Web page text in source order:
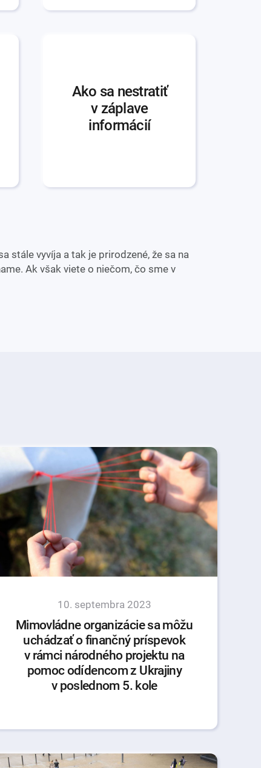
Ako sa nestratiť
v záplave
informácií
stále vyvíja a tak je prirodzené, že sa na
Ak však viete o niečom, čo sme v
10. septembra 2023
Mimovládne organizácie sa môžu
uchádzať o finančný príspevok
v rámci národného projektu na
pomoc odídencom z Ukrajiny
v poslednom 5. kole